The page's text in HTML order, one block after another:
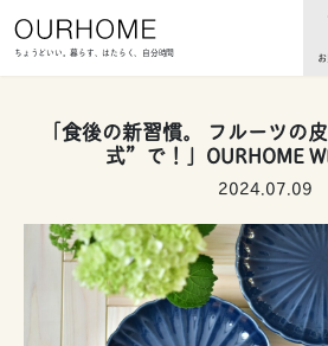
ちょうどいい。暮らす、はたらく、自分時間
「食後の新習慣。 フルーツの
式”で！」OURHOME
2024.07.09